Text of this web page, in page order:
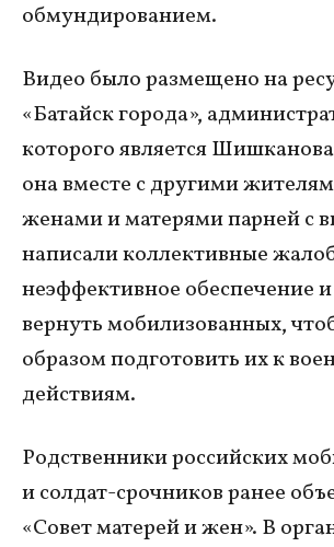
обмундированием.
Видео было размещено на
«Батайск города»,
которого является
она вместе с другими
женами и матерями парней с
написали коллективные
неэффективное обеспечение
вернуть мобилизованных,
образом подготовить их к
действиям.
Родственники российских
и солдат-срочников ранее
«Совет матерей и жен». В